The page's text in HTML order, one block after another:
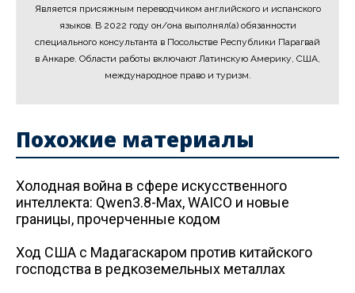
Является присяжным переводчиком английского и испанского
языков. В 2022 году он/она выполнял(а) обязанности
специального консультанта в Посольстве Республики Парагвай
в Анкаре. Области работы включают Латинскую Америку, США,
международное право и туризм.
Похожие материалы
Холодная война в сфере искусственного
интеллекта: Qwen3.8-Max, WAICO и новые
границы, прочерченные кодом
Ход США с Мадагаскаром против китайского
господства в редкоземельных металлах